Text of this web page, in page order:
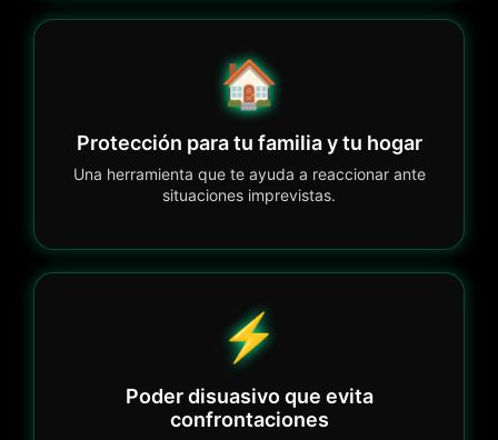
🏠
Protección para tu familia y tu hogar
Una herramienta que te ayuda a reaccionar ante
situaciones imprevistas.
⚡
Poder disuasivo que evita
confrontaciones